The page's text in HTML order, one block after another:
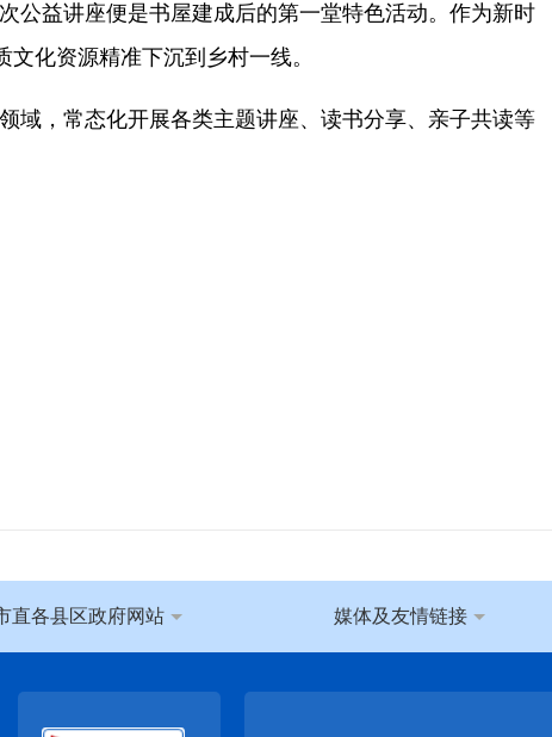
公益讲座便是书屋建成后的第一堂特色活动。作为新时
化资源精准下沉到乡村一线。
域，常态化开展各类主题讲座、读书分享、亲子共读等
直各县区政府网站 媒体及友情链接